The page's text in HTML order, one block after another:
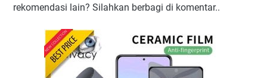
rekomendasi lain? Silahkan berbagi di komentar..